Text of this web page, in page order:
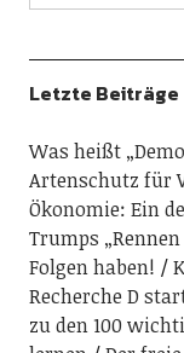
Letzte Beiträge
Was heißt
Artenschutz für
Ökonomie: Ein
Trumps
Folgen haben!
Recherche D
zu den 100